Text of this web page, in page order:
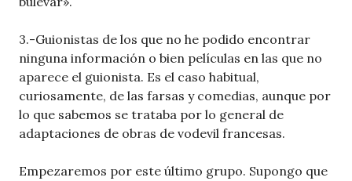
3.-Guionistas de los que no he podido encontrar
ninguna información o bien películas en las que no
aparece el guionista. Es el caso habitual,
curiosamente, de las farsas y comedias, aunque por
lo que sabemos se trataba por lo general de
adaptaciones de obras de vodevil francesas.
Empezaremos por este último grupo. Supongo que